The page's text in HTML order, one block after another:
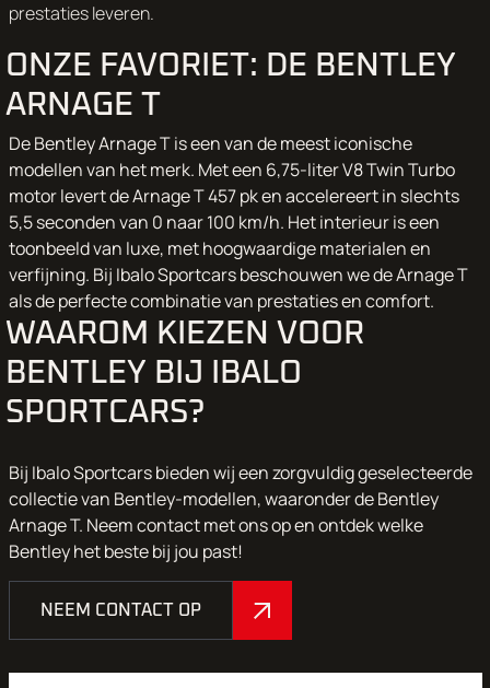
prestaties leveren.
ONZE FAVORIET: DE BENTLEY
ARNAGE T
De Bentley Arnage T is een van de meest iconische
modellen van het merk. Met een 6,75-liter V8 Twin Turbo
motor levert de Arnage T 457 pk en accelereert in slechts
5,5 seconden van 0 naar 100 km/h. Het interieur is een
toonbeeld van luxe, met hoogwaardige materialen en
verfijning. Bij Ibalo Sportcars beschouwen we de Arnage T
als de perfecte combinatie van prestaties en comfort.
WAAROM KIEZEN VOOR
BENTLEY BIJ IBALO
SPORTCARS?
Bij Ibalo Sportcars bieden wij een zorgvuldig geselecteerde
collectie van Bentley-modellen, waaronder de Bentley
Arnage T. Neemcontactmet ons op en ontdek welke
Bentley het beste bij jou past!
NEEM CONTACT OP